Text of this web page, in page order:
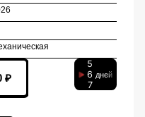
₽
7
6
5
дней